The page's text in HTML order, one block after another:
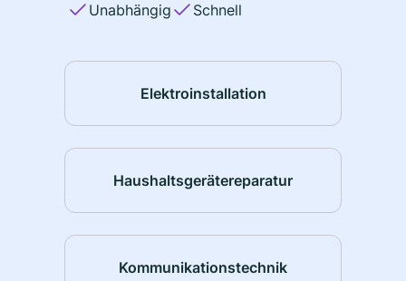
Unabhängig
Schnell
Elektroinstallation
Haushaltsgerätereparatur
Kommunikationstechnik